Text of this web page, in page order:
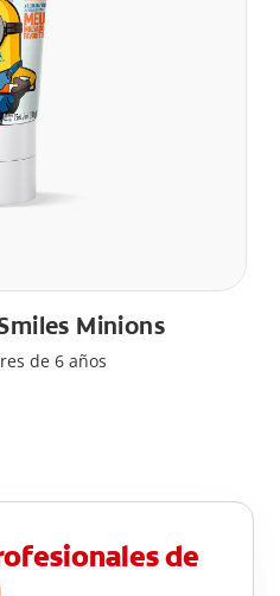
Minions
de 6 años
de